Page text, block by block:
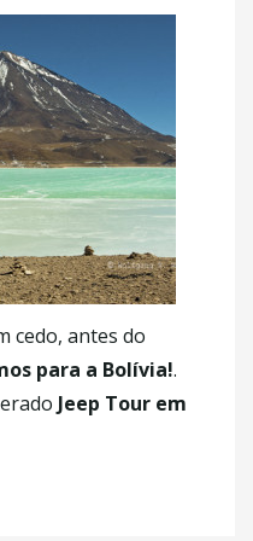
você deve saber
Chilena, com a
Um final de
paleta de cores em
cedo, antes do
para a Bolívia!.
Jeep Tour em